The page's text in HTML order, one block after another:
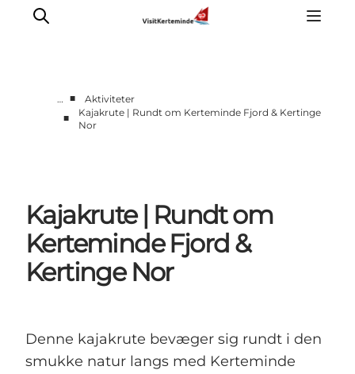
Oplevelser
Sov godt
Planlæg din ferie
Det sker
Sommerbus
… ■
Aktiviteter
■
Kajakrute | Rundt om Kerteminde Fjord & Kertinge
Nor
Kajakrute | Rundt om
Kerteminde Fjord &
Kertinge Nor
Denne kajakrute bevæger sig rundt i den
smukke natur langs med Kerteminde